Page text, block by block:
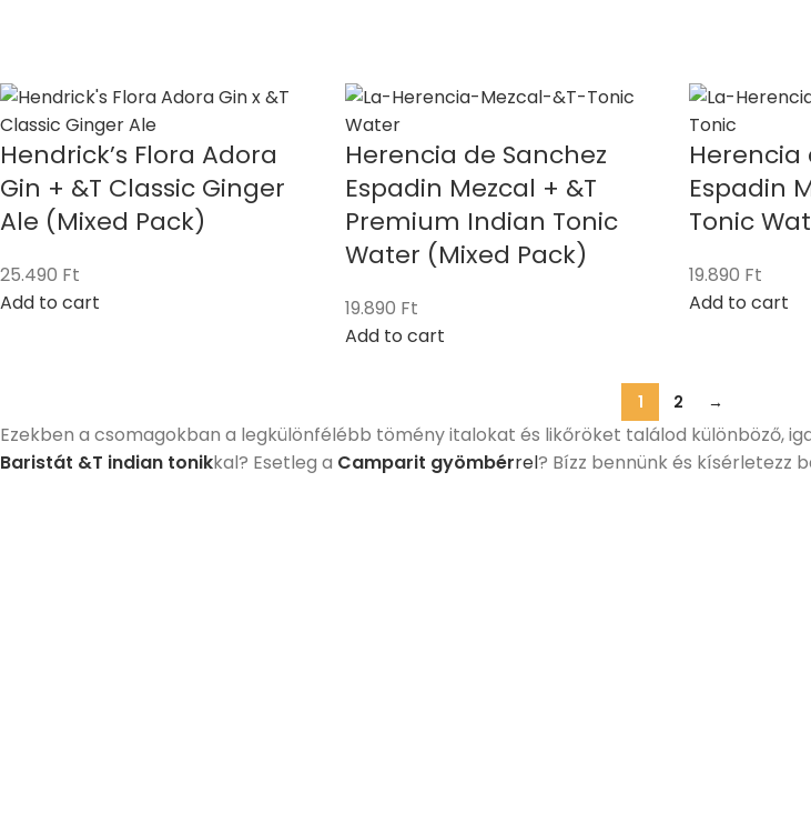
Hendrick’s Flora Adora
Gin + &T Classic Ginger
Ale (Mixed Pack)
25.490 Ft
Add to cart
Herencia de Sanchez
Espadin Mezcal + &T
Premium Indian Tonic
Water (Mixed Pack)
19.890 Ft
Add to cart
Herencia
Espadin
Tonic
19.890 Ft
Add to cart
1 2 →
Ezekben a csomagokban a legkülönfélébb tömény italokat és likőröket találod különböző,
Baristát &T indian tonikkal? Esetleg a Camparit gyömbérrel? Bízz bennünk és kísérletezz